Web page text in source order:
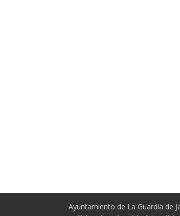
Ayuntamiento de La Guardia de